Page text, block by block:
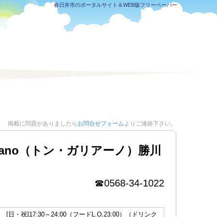
春日井市のポータルサイト＆WEB版フリーペーパー
掲載に問題がありましたら お問合せフォームよりご連絡下さい。
（トン・ガリアーノ）勝川
☎0568-34-1022
・祝]17:30～24:00（フードL.O.23:00）（ドリンク